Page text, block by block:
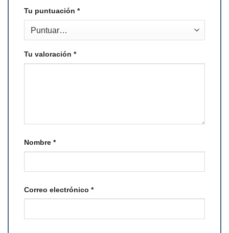
Tu puntuación *
Tu valoración *
Nombre *
Correo electrónico *